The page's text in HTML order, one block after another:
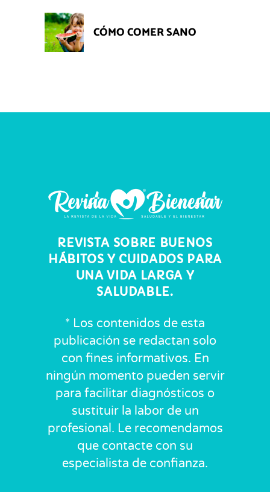
CÓMO COMER SANO
REVISTA SOBRE BUENOS
HÁBITOS Y CUIDADOS PARA
UNA VIDA LARGA Y
SALUDABLE.
* Los contenidos de esta
publicación se redactan solo
con fines informativos. En
ningún momento pueden servir
para facilitar diagnósticos o
sustituir la labor de un
profesional. Le recomendamos
que contacte con su
especialista de confianza.